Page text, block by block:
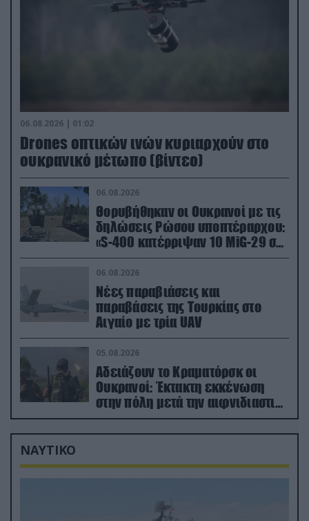
06.08.2026 | 01:02
Drones οπτικών ινών κυριαρχούν στο
ουκρανικό μέτωπο (βίντεο)
06.08.2026
Θορυβήθηκαν οι Ουκρανοί με τις
δηλώσεις Ρώσου υποπτέραρχου:
«S-400 κατέρριψαν 10 MiG-29 σε
μόλις μια μέρα!»
06.08.2026
Νέες παραβιάσεις και
παραβάσεις της Τουρκίας στο
Αιγαίο με τρία UAV
05.08.2026
Αδειάζουν το Κραματόρσκ οι
Ουκρανοί: Έκτακτη εκκένωση
στην πόλη μετά την αιφνιδιαστική
προώθηση των Ρώσων (βίντεο)
ΝΑΥΤΙΚΟ